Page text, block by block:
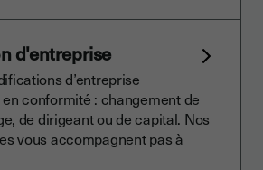
d'entreprise
d’entreprise
conformité : changement de
de dirigeant ou de capital. Nos
vous accompagnent pas à